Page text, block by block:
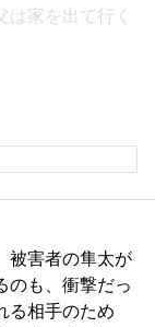
は家を出て行く
被害者の隼太が
のも、衝撃だっ
る相手のため